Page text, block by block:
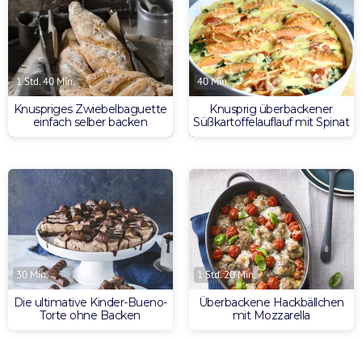
1 Std. 40 Min.
Knuspriges Zwiebelbaguette
einfach selber backen
40 Min.
Knusprig überbackener
Süßkartoffelauflauf mit Spinat
30 Min.
Die ultimative Kinder-Bueno-
Torte ohne Backen
1 Std. 20 Min.
Überbackene Hackbällchen
mit Mozzarella